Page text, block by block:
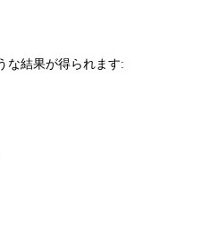
な結果が得られます: